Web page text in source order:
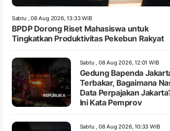
Sabtu , 08 Aug 2026, 13:33 WIB
BPDP Dorong Riset Mahasiswa untuk
Tingkatkan Produktivitas Pekebun Rakyat
Sabtu , 08 Aug 2026, 12:01 WIB
Gedung Bapenda
Terbakar, Bagaimana
Data Perpajakan
Ini Kata Pemprov
Sabtu , 08 Aug 2026, 10:33 WIB